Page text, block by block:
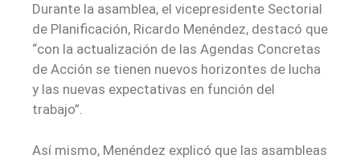
Durante la asamblea, el vicepresidente Sectorial
de Planificación, Ricardo Menéndez, destacó que
“con la actualización de las Agendas Concretas
de Acción se tienen nuevos horizontes de lucha
y las nuevas expectativas en función del
trabajo”.
Así mismo, Menéndez explicó que las asambleas